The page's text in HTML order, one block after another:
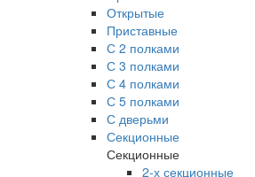
Открытые
Приставные
С 2 полками
С 3 полками
С 4 полками
С 5 полками
С дверьми
Секционные
Секционные
2-х секционные